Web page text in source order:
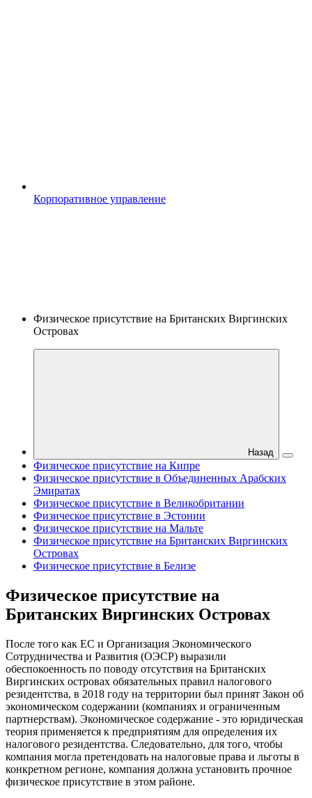
Корпоративное управление
Физическое присутствие на Британских Виргинских
Островах
Назад
Физическое присутствие на Кипре
Физическое присутствие в Объединенных Арабских
Эмиратах
Физическое присутствие в Великобритании
Физическое присутствие в Эстонии
Физическое присутствие на Мальте
Физическое присутствие на Британских Виргинских
Островах
Физическое присутствие в Белизе
Физическое присутствие на
Британских Виргинских Островах
После того как ЕС и Организация Экономического
Сотрудничества и Развития (ОЭСР) выразили
обеспокоенность по поводу отсутствия на Британских
Виргинских островах обязательных правил налогового
резидентства, в 2018 году на территории был принят Закон об
экономическом содержании (компаниях и ограниченным
партнерствам). Экономическое содержание - это юридическая
теория применяется к предприятиям для определения их
налогового резидентства. Следовательно, для того, чтобы
компания могла претендовать на налоговые права и льготы в
конкретном регионе, компания должна установить прочное
физическое присутствие в этом районе.